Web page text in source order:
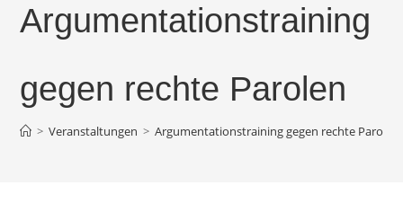
Argumentationstraining
gegen rechte Parolen
> Veranstaltungen > Argumentationstraining gegen rechte Parolen